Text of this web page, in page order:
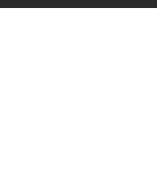
このコンテンツは掲載